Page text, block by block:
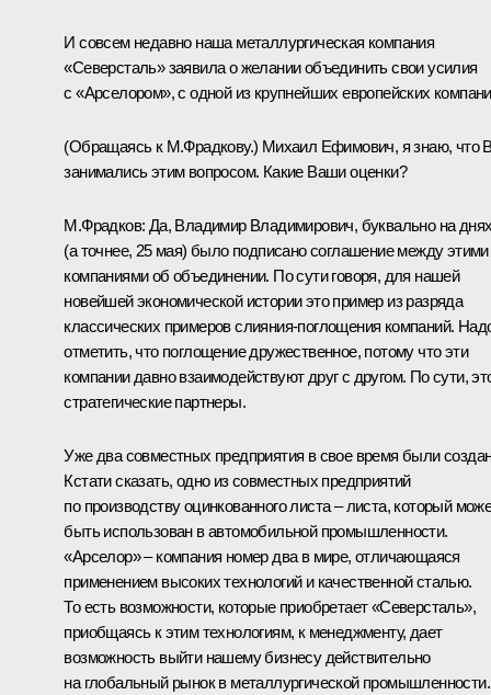
И совсем недавно наша металлургическая компания
«Северсталь» заявила о желании объединить свои усилия
с «Арселором», с одной из крупнейших европейских
(Обращаясь к М.Фрадкову.) Михаил Ефимович, я знаю, что
занимались этим вопросом. Какие Ваши оценки?
М.Фрадков: Да, Владимир Владимирович, буквально на
(а точнее, 25 мая) было подписано соглашение между этими
компаниями об объединении. По сути говоря, для нашей
новейшей экономической истории это пример из разряда
классических примеров слияния-поглощения компаний.
отметить, что поглощение дружественное, потому что эти
компании давно взаимодействуют друг с другом. По сути,
стратегические партнеры.
Уже два совместных предприятия в свое время были
Кстати сказать, одно из совместных предприятий
по производству оцинкованного листа – листа, который
быть использован в автомобильной промышленности.
«Арселор» – компания номер два в мире, отличающаяся
применением высоких технологий и качественной сталью.
То есть возможности, которые приобретает «Северсталь»,
приобщаясь к этим технологиям, к менеджменту, дает
возможность выйти нашему бизнесу действительно
на глобальный рынок в металлургической